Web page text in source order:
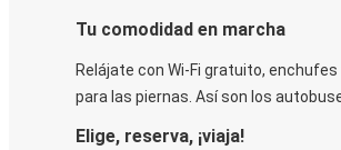
Tu comodidad en marcha
Relájate con Wi-Fi gratuito,
para las piernas. Así son los
Elige, reserva, ¡viaja!